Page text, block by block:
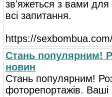
зв'яжеться з вами для
всі запитання.
https://
Стань популярним!
новин
Стань популярним!
фоторепортажів. Ваші